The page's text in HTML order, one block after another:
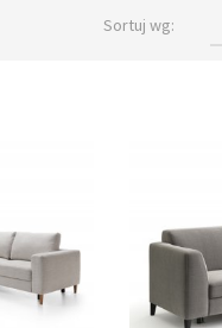
Sortuj wg: